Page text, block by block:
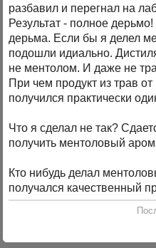
разбавил и перегнал на
Результат - полное
дерьма. Если бы я делел
подошли идиально.
не ментолом. И даже не
При чем продукт из трав
получился практически
Что я сделал не так?
получить ментоловый
Кто нибудь делал
получался качественный